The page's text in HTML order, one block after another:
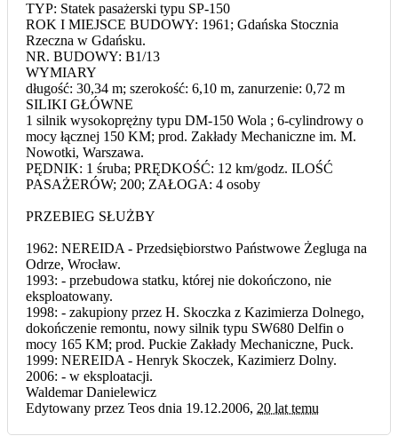
TYP: Statek pasażerski typu SP-150
ROK I MIEJSCE BUDOWY: 1961; Gdańska Stocznia
Rzeczna w Gdańsku.
NR. BUDOWY: B1/13
WYMIARY
długość: 30,34 m; szerokość: 6,10 m, zanurzenie: 0,72 m
SILIKI GŁÓWNE
1 silnik wysokoprężny typu DM-150 Wola ; 6-cylindrowy o
mocy łącznej 150 KM; prod. Zakłady Mechaniczne im. M.
Nowotki, Warszawa.
PĘDNIK: 1 śruba; PRĘDKOŚĆ: 12 km/godz. ILOŚĆ
PASAŻERÓW; 200; ZAŁOGA: 4 osoby
PRZEBIEG SŁUŻBY
1962: NEREIDA - Przedsiębiorstwo Państwowe Żegluga na
Odrze, Wrocław.
1993: - przebudowa statku, której nie dokończono, nie
eksploatowany.
1998: - zakupiony przez H. Skoczka z Kazimierza Dolnego,
dokończenie remontu, nowy silnik typu SW680 Delfin o
mocy 165 KM; prod. Puckie Zakłady Mechaniczne, Puck.
1999: NEREIDA - Henryk Skoczek, Kazimierz Dolny.
2006: - w eksploatacji.
Waldemar Danielewicz
Edytowany przez Teos dnia 19.12.2006, 20 lat temu